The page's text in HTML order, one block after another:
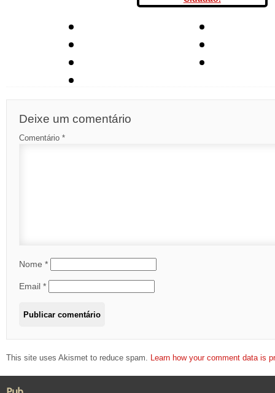
Deixe um comentário
Comentário *
Nome *
Email *
This site uses Akismet to reduce spam. Learn how your comment data is